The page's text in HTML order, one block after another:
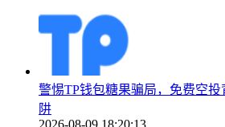
警惕TP钱包糖果骗局，免费空
阱
2026-08-09 18:20:13